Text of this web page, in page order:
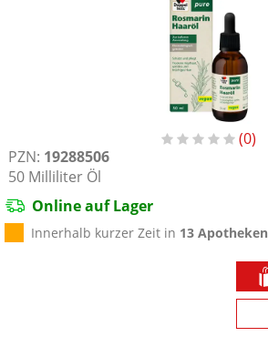
0
PZN: 19288506
50 Milliliter Öl
Online auf Lager
Innerhalb kurzer Zeit in 13 Apotheken